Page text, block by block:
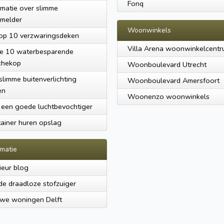
over slimme
10 verzwaringsdeken
10 waterbesparende
buitenverlichting
goede luchtbevochtiger
huren opslag
blog
draadloze stofzuiger
woningen Delft
Fonq
Woonwinkels
Villa Arena
Woonboulevard Utrecht
Woonboulevard Amersfoort
Woonenzo woonwinkels